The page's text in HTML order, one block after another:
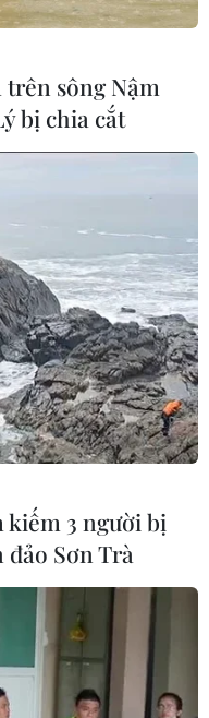
trên sông Nậm
bị chia cắt
3 người bị
Sơn Trà